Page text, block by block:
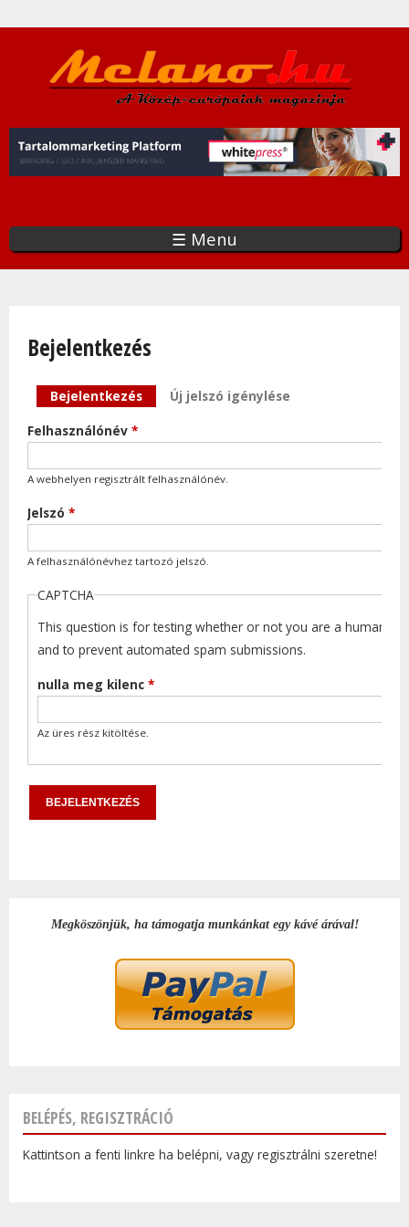
a
tartalomra
☰ Menu
Bejelentkezés
Elsődleges fülek
Bejelentkezés (aktív fül)
Új jelszó igénylése
Felhasználónév *
A webhelyen regisztrált felhasználónév.
Jelszó *
A felhasználónévhez tartozó jelszó.
CAPTCHA
This question is for testing whether or not you are a human
and to prevent automated spam submissions.
nulla meg kilenc *
Az üres rész kitöltése.
Megköszönjük, ha támogatja munkánkat egy kávé árával!
BELÉPÉS, REGISZTRÁCIÓ
Kattintson a fenti linkre ha belépni, vagy regisztrálni szeretne!